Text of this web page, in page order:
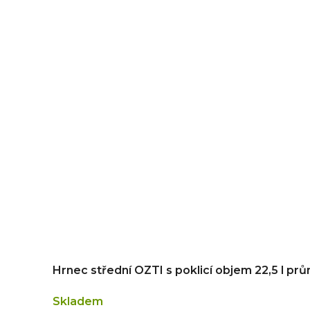
Hrnec střední OZTI s poklicí objem 22,5 l
Skladem